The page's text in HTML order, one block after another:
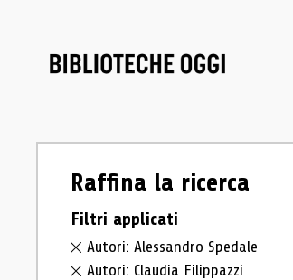
Raffina la ricerca
Filtri applicati
Autori: Alessandro Spedale
Autori: Claudia Filippazzi